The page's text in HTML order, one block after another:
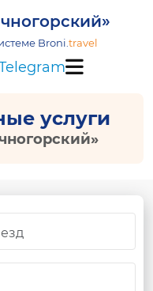
Broni. travel
услуги